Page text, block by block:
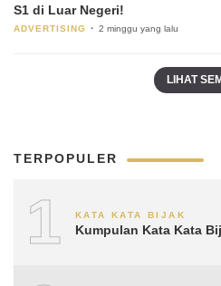
S1 di Luar Negeri!
ADVERTISING 2 minggu yang lalu
LIHAT
TERPOPULER
1 KATA KATA BIJAK
Kumpulan Kata Kata